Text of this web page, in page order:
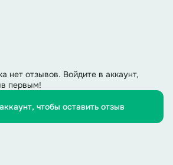
нет отзывов. Войдите в аккаунт,
первым!
чтобы оставить отзыв